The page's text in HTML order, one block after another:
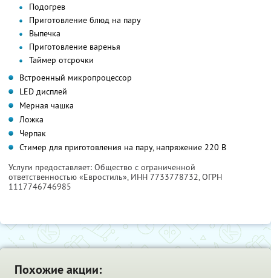
Подогрев
Приготовление блюд на пару
Выпечка
Приготовление варенья
Таймер отсрочки
Встроенный микропроцессор
LED дисплей
Мерная чашка
Ложка
Черпак
Стимер для приготовления на пару, напряжение 220 В
Услуги предоставляет: Общество с ограниченной
ответственностью «Евростиль», ИНН 7733778732, ОГРН
1117746746985
Похожие акции: